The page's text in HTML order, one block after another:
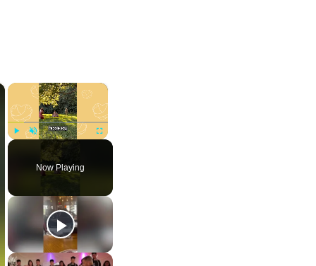
×
Fullscreen
Now Playing